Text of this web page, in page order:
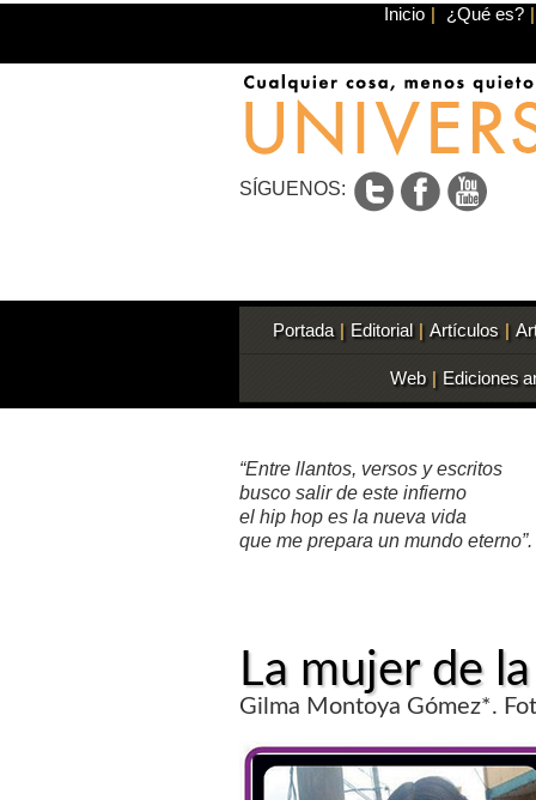
Inicio | ¿Qué es? |
SÍGUENOS:
Portada | Editorial | Artículos |
Web | Ediciones
“Entre llantos, versos y escritos
busco salir de este infierno
el hip hop es la nueva vida
que me prepara un mundo eterno”.
La mujer de
Gilma Montoya Gómez*.